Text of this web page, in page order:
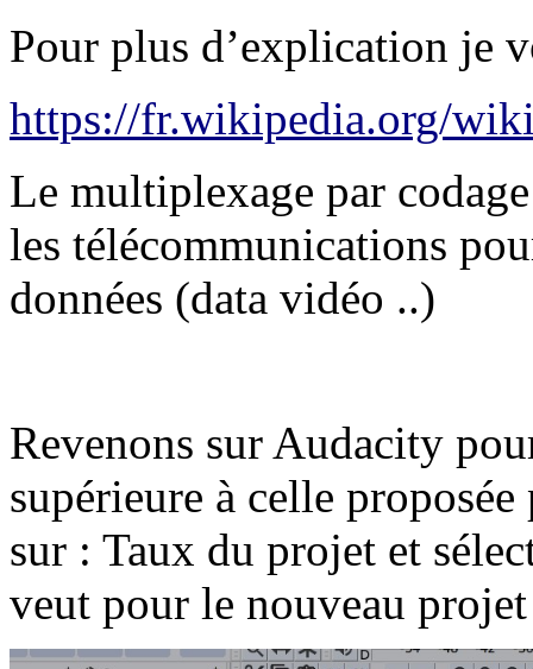
Pour plus d’explication je
https://fr.wikipedia.org/
Le multiplexage par
les télécommunications
données (data vidéo ..)
Revenons sur Audacity
supérieure à celle
sur : Taux du projet et
veut pour le nouveau